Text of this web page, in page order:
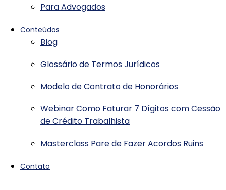
Para Advogados
Conteúdos
Blog
Glossário de Termos Jurídicos
Modelo de Contrato de Honorários
Webinar Como Faturar 7 Dígitos com Cessão
de Crédito Trabalhista
Masterclass Pare de Fazer Acordos Ruins
Contato